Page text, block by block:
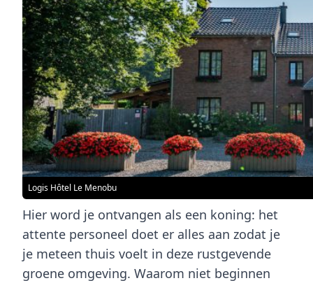
Logis Hôtel Le Menobu
Hier word je ontvangen als een koning: het
attente personeel doet er alles aan zodat je
je meteen thuis voelt in deze rustgevende
groene omgeving. Waarom niet beginnen